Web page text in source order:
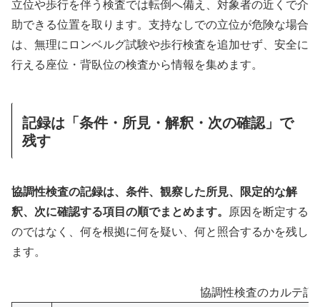
立位や歩行を伴う検査では転倒へ備え、対象者の近くで介
助できる位置を取ります。支持なしでの立位が危険な場合
は、無理にロンベルグ試験や歩行検査を追加せず、安全に
行える座位・背臥位の検査から情報を集めます。
記録は「条件・所見・解釈・次の確認」で
残す
協調性検査の記録は、条件、観察した所見、限定的な解
釈、次に確認する項目の順でまとめます。 原因を断定する
のではなく、何を根拠に何を疑い、何と照合するかを残し
ます。
協調性検査のカルテ記